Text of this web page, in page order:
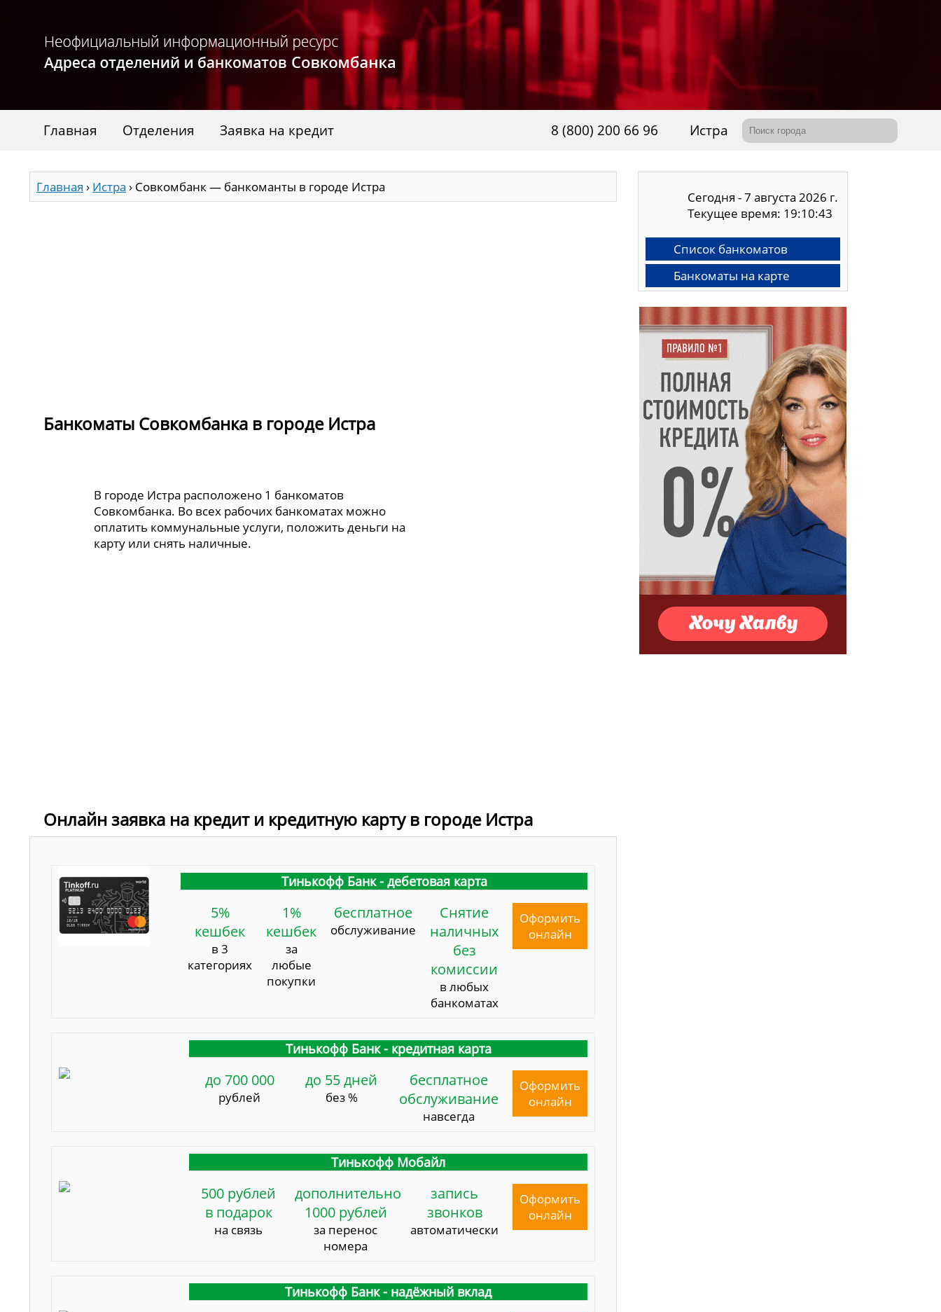
Главная Отделения Заявка на кредит 8 (800) 200 66 96 Истра
Главная › Истра › Совкомбанк — банкоманты в городе Истра
Банкоматы Совкомбанка в городе Истра
В городе Истра расположено 1 банкоматов
Совкомбанка. Во всех рабочих банкоматах можно
оплатить коммунальные услуги, положить деньги на
карту или снять наличные.
Онлайн заявка на кредит и кредитную карту в городе Истра
Тинькофф Банк - дебетовая карта
5%
кешбек
в 3
категориях
1%
кешбек
за
любые
покупки
бесплатное
обслуживание
Снятие
наличных
без
комиссии
в любых
банкоматах
Оформить
онлайн
Тинькофф Банк - кредитная карта
до 700 000
рублей
до 55 дней
без %
бесплатное
обслуживание
навсегда
Оформить
онлайн
Тинькофф Мобайл
500 рублей
в подарок
на связь
дополнительно
1000 рублей
за перенос
номера
запись
звонков
автоматически
Оформить
онлайн
Тинькофф Банк - надёжный вклад
Сегодня - 7 августа 2026 г.
Текущее время: 19:10:44
Список банкоматов
Банкоматы на карте